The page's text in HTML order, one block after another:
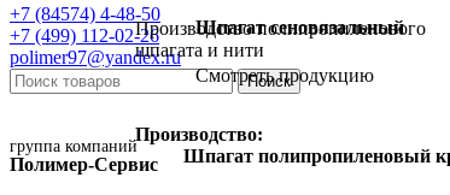
+7 (84574) 4-48-50
+7 (499) 112-02-26
polimer97@yandex.ru
Поиск
группа компаний
Полимер-Сервис
Шпагат сеновязальный
Смотреть продукцию
Шпагат полипропиленовый
Производство полипропиленового
шпагата и нити
Производство: